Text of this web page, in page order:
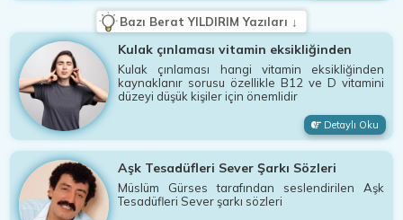
Bazı Berat YILDIRIM Yazıları ↓
Kulak çınlaması vitamin eksikliğinden
Kulak çınlaması hangi vitamin eksikliğinden
kaynaklanır sorusu özellikle B12 ve D vitamini
düzeyi düşük kişiler için önemlidir
Detaylı Oku
Aşk Tesadüfleri Sever Şarkı Sözleri
Müslüm Gürses tarafından seslendirilen Aşk
Tesadüfleri Sever şarkı sözleri